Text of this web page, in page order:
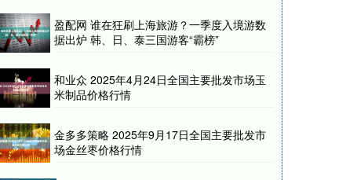
盈配网 谁在狂刷上海旅游？一季度入境游数
据出炉 韩、日、泰三国游客“霸榜”
和业众 2025年4月24日全国主要批发市场玉
米制品价格行情
金多多策略 2025年9月17日全国主要批发市
场金丝枣价格行情